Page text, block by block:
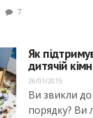
7
Як
дитячій
26/01/2015
Ви звикли до
порядку? Ви